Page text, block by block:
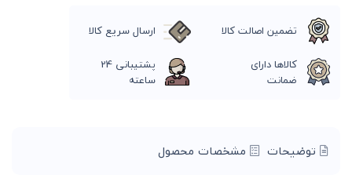
تضمین اصالت کالا
ارسال سریع کالا
کالاها دارای
ضمانت
پشتیبانی 24
ساعته
توضیحات مشخصات محصول